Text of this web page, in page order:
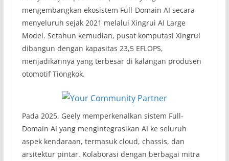
mengembangkan ekosistem Full-Domain AI secara
menyeluruh sejak 2021 melalui Xingrui AI Large
Model. Setahun kemudian, pusat komputasi Xingrui
dibangun dengan kapasitas 23,5 EFLOPS,
menjadikannya yang terbesar di kalangan produsen
otomotif Tiongkok.
Pada 2025, Geely memperkenalkan sistem Full-
Domain AI yang mengintegrasikan AI ke seluruh
aspek kendaraan, termasuk cloud, chassis, dan
arsitektur pintar. Kolaborasi dengan berbagai mitra